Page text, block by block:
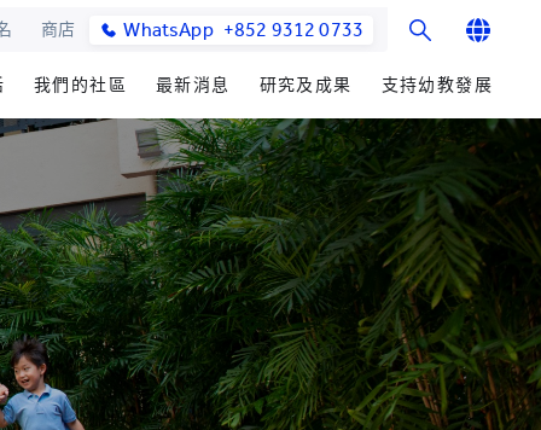
商店 WhatsApp +852 9312 0733
繁體中文
简体中文
展處
聲及分享
動
生
流
我們的社區
合作伙伴
參與社區發展
畢業生及校友
最新消息
學院消息
媒體報導
學院通訊及刊物
最新活動
研究及成果
研究辦事處
研究領域
研究發展
楚珩教育研究所
中華蒙學苑
支持幼教發展
籌募重點
善長芳名錄
立即捐贈
耀中傑出教育家